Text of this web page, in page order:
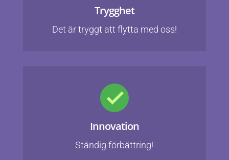
Trygghet
Det är tryggt att flytta med oss!
Innovation
Ständig förbättring!